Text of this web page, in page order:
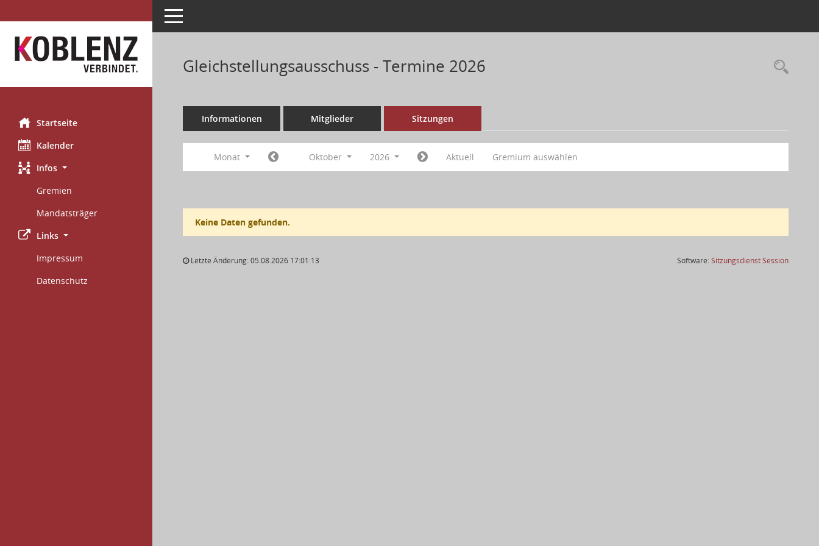
Startseite
Kalender
Infos
Gremien
Mandatsträger
Links
Impressum
Datenschutz
Toggle navigation
Gleichstellungsausschuss - Termine 2026
Informationen Mitglieder Sitzungen
Monat Oktober 2026 Aktuell Gremium auswählen
Keine Daten gefunden.
Letzte Änderung: 05.08.2026 17:01:13 Software:SitzungsdienstSession(Wird in